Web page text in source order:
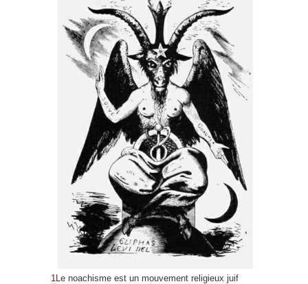
1
Le noachisme est un mouvement religieux juif